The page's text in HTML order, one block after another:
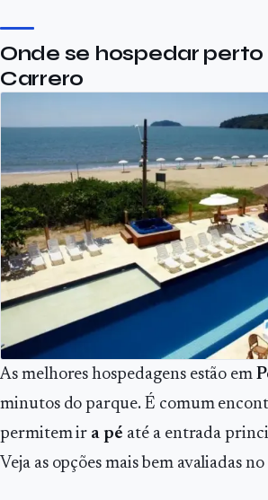
Onde se hospedar
Carrero
As melhores hospedagens estão em
minutos do parque. É comum
permitem ir a pé até a entrada
Veja as opções mais bem avaliadas